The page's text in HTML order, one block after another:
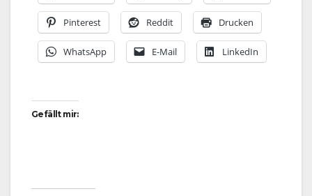
Pinterest Reddit Drucken
WhatsApp E-Mail LinkedIn
Gefällt mir: